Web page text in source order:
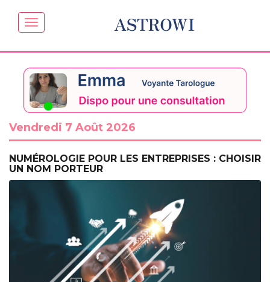
ASTROWI
Vendredi 7 Août 2026
NUMÉROLOGIE POUR LES ENTREPRISES : CHOISIR
UN NOM PORTEUR